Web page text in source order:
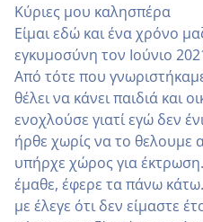
Κύριες μου καλησπέρα
Είμαι εδώ και ένα χρόνο
εγκυμοσύνη τον Ιούνιο
Από τότε που
θέλει να κάνει παιδιά και
ενοχλούσε γιατί εγώ δεν
ήρθε χωρίς να το θελουμε
υπήρχε χώρος για
έμαθε, έφερε τα πάνω
με έλεγε ότι δεν είμαστε